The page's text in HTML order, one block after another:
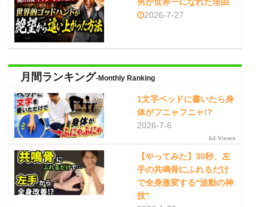
男が世界一になれた理由
2026-7-27
月間ランキング-Monthly Ranking
1文字ベッドに書いたら身
体がフニャフニャ!?
2026-7-6
64 Views
【やってみた】30秒、左
手の共鳴骨にふれるだけ
で全身激変する“波動の神
技”